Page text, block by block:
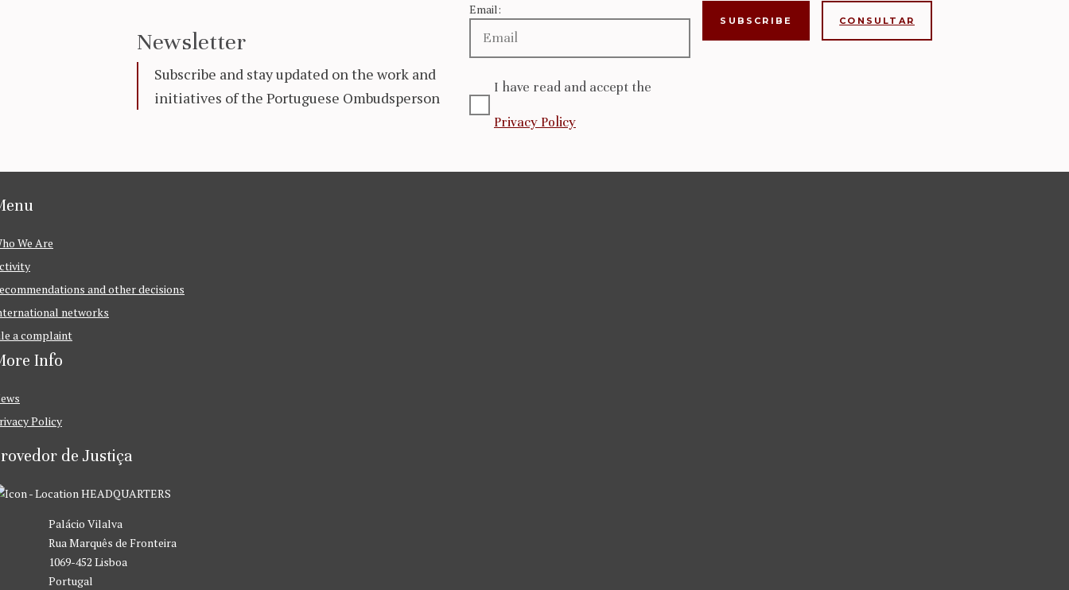
Newsletter
Subscribe and stay updated on the work and
initiatives of the Portuguese Ombudsperson
Email:
I have read and accept the
Privacy Policy
CONSULTAR
We Are
and other decisions
networks
a complaint
Info
Policy
de Justiça
HEADQUARTERS
Palácio Vilalva
Rua Marquês de Fronteira
1069-452 Lisboa
Portugal